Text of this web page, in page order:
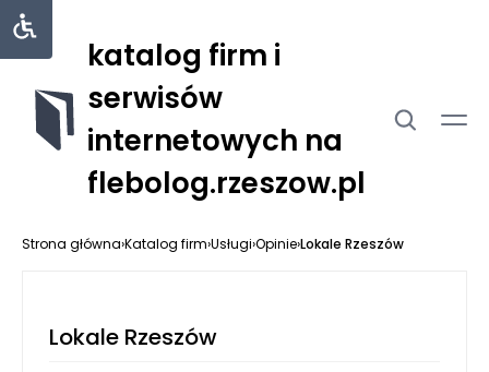
katalog firm i
serwisów
internetowych na
flebolog.rzeszow.pl
Strona główna›Katalog firm›Usługi›Opinie›Lokale Rzeszów
Lokale Rzeszów